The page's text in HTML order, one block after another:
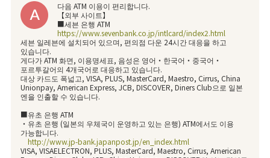
다음 ATM 이용이 편리합니다.
【외부 사이트】
■세븐 은행 ATM
https://www.sevenbank.co.jp/intlcard/index2.html
세븐 일레븐에 설치되어 있으며, 편의점 다운 24시간 대응을 하고
있습니다.
게다가 ATM 화면, 이용명세표, 음성은 영어・한국어・중국어・
포르투갈어의 4개국어로 대응하고 있습니다.
대상 카드도 폭넓고, VISA, PLUS, MasterCard, Maestro, Cirrus, China
Unionpay, American Express, JCB, DISCOVER, Diners Club으로 일본
엔을 인출할 수 있습니다.
■유초 은행 ATM
・유초 은행 (일본의 우체국이 운영하고 있는 은행) ATM에서도 이용
가능합니다.
http://www.jp-bank.japanpost.jp/en_index.html
VISA, VISAELECTRON, PLUS, MasterCard, Maestro, Cirrus, American